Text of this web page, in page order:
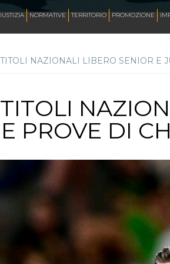
NORMATIVE TERRITORIO PROMOZIONE
NAZIONALI LIBERO SENIOR E
PROVE DI
AZZURRI
CORSA
ROLLER
MONOPATTINO